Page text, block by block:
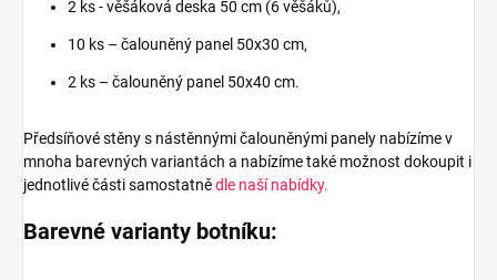
2 ks - věšáková deska 50 cm (6 věšáků),
10 ks – čalouněný panel 50x30 cm,
2 ks – čalouněný panel 50x40 cm.
Předsíňové stěny s nástěnnými čalouněnými panely nabízíme v
mnoha barevných variantách a nabízíme také možnost dokoupit i
jednotlivé části samostatnědle naší nabídky.
Barevné varianty botníku: